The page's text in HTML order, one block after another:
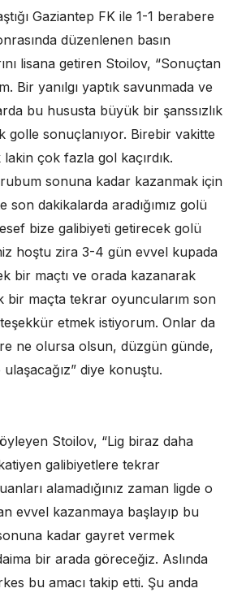
Gaziantep FK ile 1-1 berabere
düzenlenen basın
lisana getiren Stoilov, “Sonuçtan
Bir yanılgı yaptık savunmada ve
bu hususta büyük bir şanssızlık
golle sonuçlanıyor. Birebir vakitte
çok fazla gol kaçırdık.
sonuna kadar kazanmak için
son dakikalarda aradığımız golü
bize galibiyeti getirecek golü
hoştu zira 3-4 gün evvel kupada
bir maçtı ve orada kazanarak
maçta tekrar oyuncularım son
etmek istiyorum. Onlar da
ne olursa olsun, düzgün günde,
diye konuştu.
Stoilov, “Lig biraz daha
galibiyetlere tekrar
alamadığınız zaman ligde o
evvel kazanmaya başlayıp bu
kadar gayret vermek
bir arada göreceğiz. Aslında
bu amacı takip etti. Şu anda